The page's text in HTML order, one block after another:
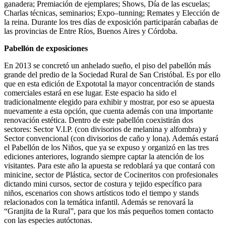
ganadera; Premiación de ejemplares; Shows, Día de las escuelas;
Charlas técnicas, seminarios; Expo–tunning; Remates y Elección de
la reina. Durante los tres días de exposición participarán cabañas de
las provincias de Entre Ríos, Buenos Aires y Córdoba.
Pabellón de exposiciones
En 2013 se concretó un anhelado sueño, el piso del pabellón más
grande del predio de la Sociedad Rural de San Cristóbal. Es por ello
que en esta edición de Expototal la mayor concentración de stands
comerciales estará en ese lugar. Este espacio ha sido el
tradicionalmente elegido para exhibir y mostrar, por eso se apuesta
nuevamente a esta opción, que cuenta además con una importante
renovación estética. Dentro de este pabellón coexistirán dos
sectores: Sector V.I.P. (con divisorios de melanina y alfombra) y
Sector convencional (con divisorios de caño y lona). Además estará
el Pabellón de los Niños, que ya se expuso y organizó en las tres
ediciones anteriores, logrando siempre captar la atención de los
visitantes. Para este año la apuesta se redoblará ya que contará con
minicine, sector de Plástica, sector de Cocineritos con profesionales
dictando mini cursos, sector de costura y tejido específico para
niños, escenarios con shows artísticos todo el tiempo y stands
relacionados con la temática infantil. Además se renovará la
“Granjita de la Rural”, para que los más pequeños tomen contacto
con las especies autóctonas.